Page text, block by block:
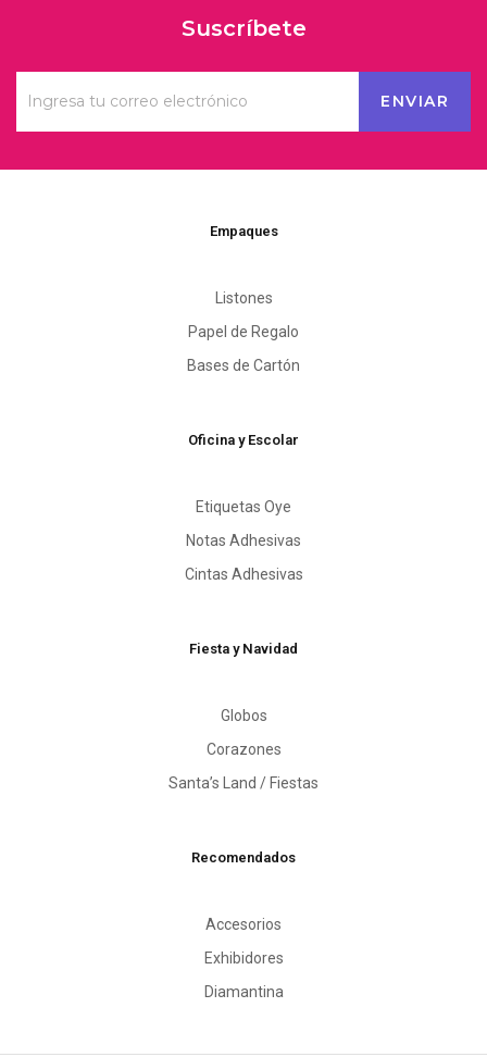
Suscríbete
Empaques
Listones
Papel de Regalo
Bases de Cartón
Oficina y Escolar
Etiquetas Oye
Notas Adhesivas
Cintas Adhesivas
Fiesta y Navidad
Globos
Corazones
Santa’s Land / Fiestas
Recomendados
Accesorios
Exhibidores
Diamantina